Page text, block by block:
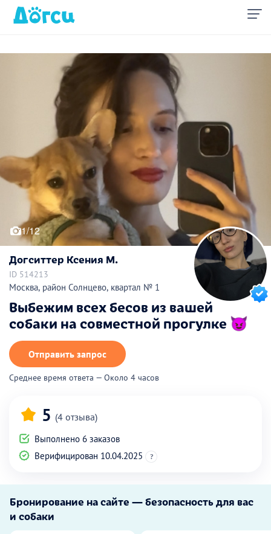
1/12
Догситтер Ксения М.
ID 514213
Москва, район Солнцево, квартал № 1
Выбежим всех бесов из вашей
собаки на совместной прогулке 😈
Отправить запрос
Среднее время ответа — Около 4 часов
5 (4 отзыва)
Выполнено 6 заказов
Верифицирован 10.04.2025
?
Бронирование на сайте — безопасность для вас
и собаки